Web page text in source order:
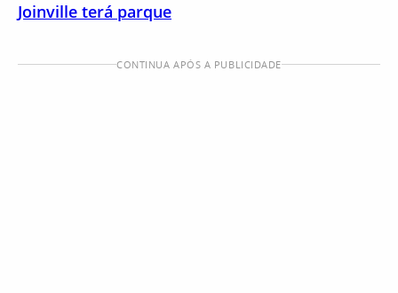
Joinville terá parque
CONTINUA APÓS A PUBLICIDADE